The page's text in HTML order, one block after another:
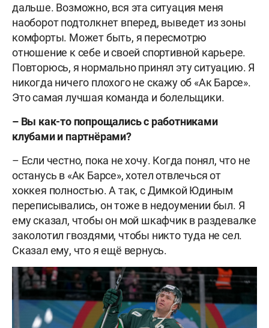
дальше. Возможно, вся эта ситуация меня
наоборот подтолкнет вперед, выведет из зоны
комфорты. Может быть, я пересмотрю
отношение к себе и своей спортивной карьере.
Повторюсь, я нормально принял эту ситуацию. Я
никогда ничего плохого не скажу об «Ак Барсе».
Это самая лучшая команда и болельщики.
– Вы как-то попрощались с работниками
клубами и партнёрами?
– Если честно, пока не хочу. Когда понял, что не
останусь в «Ак Барсе», хотел отвлечься от
хоккея полностью. А так, с Димкой Юдиным
переписывались, он тоже в недоумении был. Я
ему сказал, чтобы он мой шкафчик в раздевалке
заколотил гвоздями, чтобы никто туда не сел.
Сказал ему, что я ещё вернусь.